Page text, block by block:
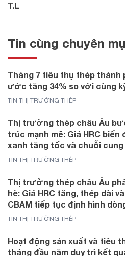
T.L
Tin cùng chuyên
Tháng 7 tiêu thụ thép thành
ước tăng 34% so với cùng
TIN THỊ TRƯỜNG THÉP
Thị trường thép châu Âu
trúc mạnh mẽ: Giá HRC
xanh tăng tốc và chuỗi
TIN THỊ TRƯỜNG THÉP
Thị trường thép châu Âu
hè: Giá HRC tăng, thép dài
CBAM tiếp tục định hình
TIN THỊ TRƯỜNG THÉP
Hoạt động sản xuất và tiêu
tháng đầu năm duy trì kết